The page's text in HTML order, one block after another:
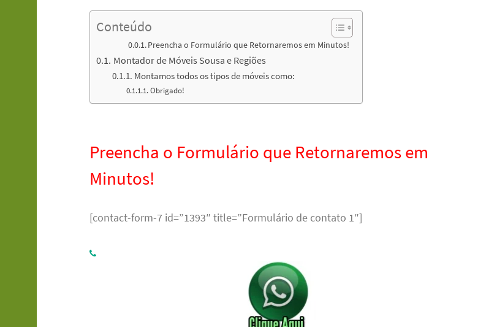
Conteúdo
Preencha o Formulário que Retornaremos em Minutos!
Montador de Móveis Sousa e Regiões
Montamos todos os tipos de móveis como:
Obrigado!
Preencha o Formulário que Retornaremos em
Minutos!
[contact-form-7 id=”1393″ title=”Formulário de contato 1″]